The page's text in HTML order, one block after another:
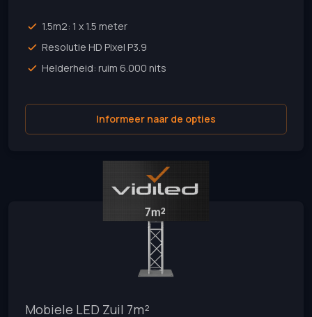
1.5m2: 1 x 1.5 meter
Resolutie HD Pixel P3.9
Helderheid: ruim 6.000 nits
Informeer naar de opties
Mobiele LED Zuil 7m²